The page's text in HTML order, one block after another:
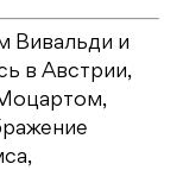
Вивальди и
в Австрии,